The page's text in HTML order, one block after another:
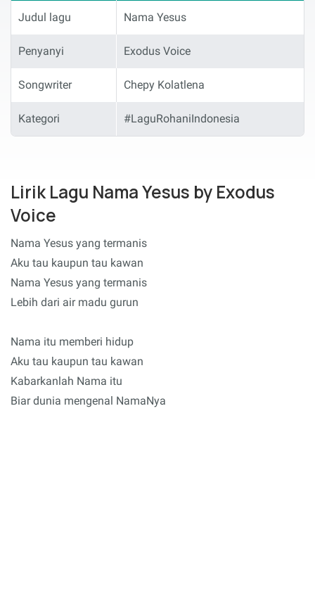
Judul lagu Nama Yesus
Penyanyi Exodus Voice
Songwriter Chepy Kolatlena
Kategori #LaguRohaniIndonesia
Lirik Lagu Nama Yesus by Exodus
Voice
Nama Yesus yang termanis
Aku tau kaupun tau kawan
Nama Yesus yang termanis
Lebih dari air madu gurun
Nama itu memberi hidup
Aku tau kaupun tau kawan
Kabarkanlah Nama itu
Biar dunia mengenal NamaNya